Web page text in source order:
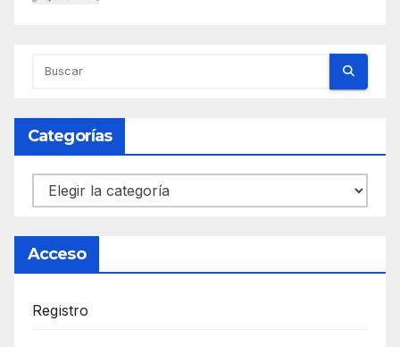
Categorías
Categorías
Acceso
Registro